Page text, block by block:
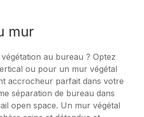
mur
au bureau ? Optez
ou pour un mur végétal
accrocheur parfait dans votre
séparation de bureau dans
open space. Un mur végétal